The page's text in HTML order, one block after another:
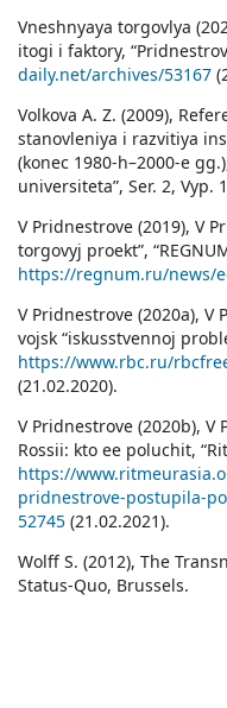
Vneshnyaya torgovlya
itogi i faktory,
daily.net/archives/53167
Volkova A. Z. (2009),
stanovleniya i razvitiya
(konec 1980-h–2000-e
universiteta”, Ser. 2, Vyp.
V Pridnestrove (2019), V
torgovyj proekt”,
https://regnum.ru/news/
V Pridnestrove (2020a),
vojsk “iskusstvennoj
https://www.rbc.ru/
(21.02.2020).
V Pridnestrove (2020b),
Rossii: kto ee poluchit,
https://
pridnestrove-postupila-
52745 (21.02.2021).
Wolff S. (2012), The
Status-Quo, Brussels.